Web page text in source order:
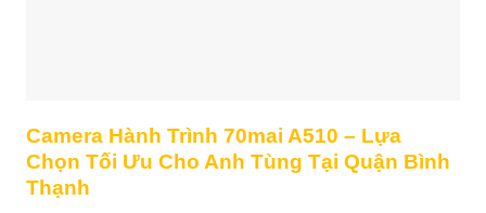
Camera Hành Trình 70mai A510 – Lựa
Chọn Tối Ưu Cho Anh Tùng Tại Quận Bình
Thạnh